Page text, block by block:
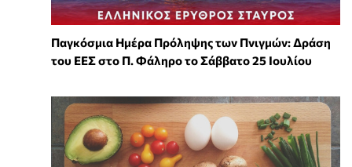
Παγκόσμια Ημέρα Πρόληψης των Πνιγμών: Δράση
του ΕΕΣ στο Π. Φάληρο το Σάββατο 25 Ιουλίου